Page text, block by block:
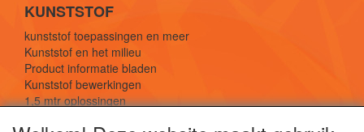
KUNSTSTOF
kunststof toepassingen en meer
Kunststof en het milieu
Product informatie bladen
Kunststof bewerkingen
1,5 mtr oplossingen